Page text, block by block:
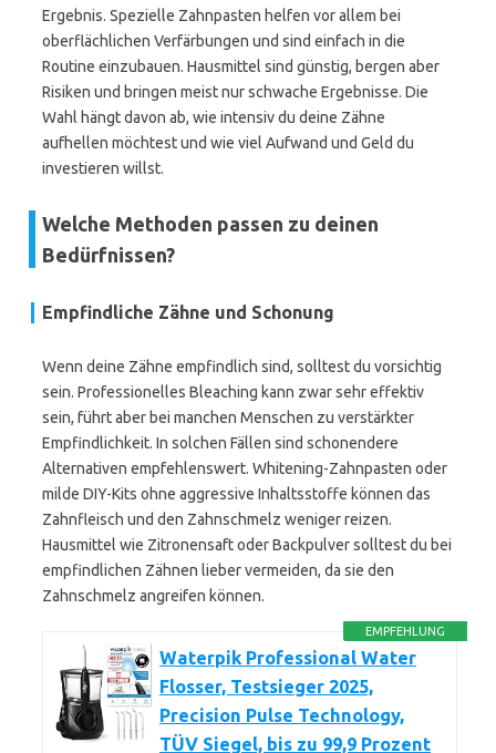
Ergebnis. Spezielle Zahnpasten helfen vor allem bei
oberflächlichen Verfärbungen und sind einfach in die
Routine einzubauen. Hausmittel sind günstig, bergen aber
Risiken und bringen meist nur schwache Ergebnisse. Die
Wahl hängt davon ab, wie intensiv du deine Zähne
aufhellen möchtest und wie viel Aufwand und Geld du
investieren willst.
Welche Methoden passen zu deinen
Bedürfnissen?
Empfindliche Zähne und Schonung
Wenn deine Zähne empfindlich sind, solltest du vorsichtig
sein. Professionelles Bleaching kann zwar sehr effektiv
sein, führt aber bei manchen Menschen zu verstärkter
Empfindlichkeit. In solchen Fällen sind schonendere
Alternativen empfehlenswert. Whitening-Zahnpasten oder
milde DIY-Kits ohne aggressive Inhaltsstoffe können das
Zahnfleisch und den Zahnschmelz weniger reizen.
Hausmittel wie Zitronensaft oder Backpulver solltest du bei
empfindlichen Zähnen lieber vermeiden, da sie den
Zahnschmelz angreifen können.
EMPFEHLUNG
Waterpik Professional Water
Flosser, Testsieger 2025,
Precision Pulse Technology,
TÜV Siegel, bis zu 99,9 Prozent